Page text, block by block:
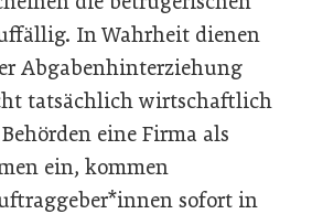
In Wahrheit dienen
Abgabenhinterziehung
tatsächlich wirtschaftlich
eine Firma als
ein, kommen
sofort in